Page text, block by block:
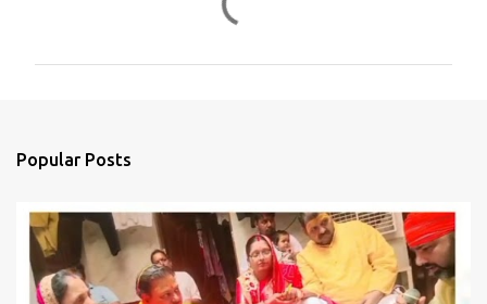
s
Popular Posts